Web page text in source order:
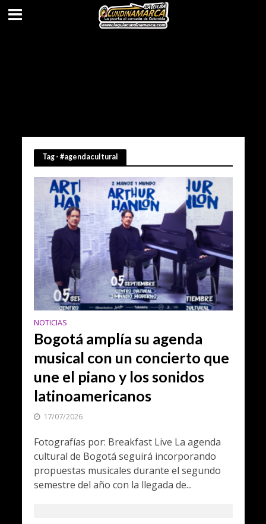
Tag - #agendacultural
NOTICIAS
Bogotá amplía su agenda
musical con un concierto que
une el piano y los sonidos
latinoamericanos
17/07/2026
Fotografías por: Breakfast Live La agenda
cultural de Bogotá seguirá incorporando
propuestas musicales durante el segundo
semestre del año con la llegada de...